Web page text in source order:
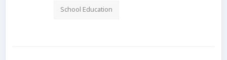
School Education